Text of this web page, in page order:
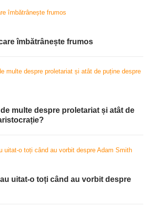
îmbătrânește frumos
multe despre proletariat și atât de
uitat-o toți când au vorbit despre